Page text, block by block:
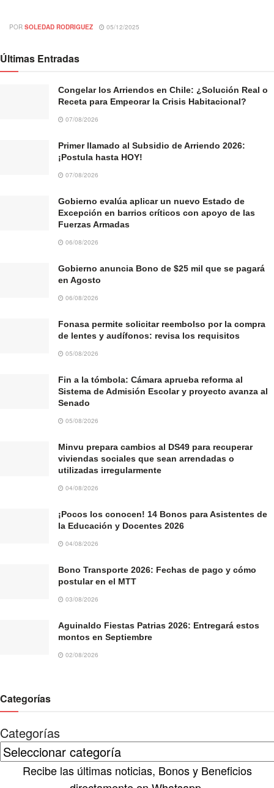
POR SOLEDAD RODRIGUEZ 05/12/2025
Últimas Entradas
Congelar los Arriendos en Chile: ¿Solución Real o
Receta para Empeorar la Crisis Habitacional?
07/08/2026
Primer llamado al Subsidio de Arriendo 2026:
¡Postula hasta HOY!
07/08/2026
Gobierno evalúa aplicar un nuevo Estado de
Excepción en barrios críticos con apoyo de las
Fuerzas Armadas
06/08/2026
Gobierno anuncia Bono de $25 mil que se pagará
en Agosto
06/08/2026
Fonasa permite solicitar reembolso por la compra
de lentes y audífonos: revisa los requisitos
05/08/2026
Fin a la tómbola: Cámara aprueba reforma al
Sistema de Admisión Escolar y proyecto avanza al
Senado
05/08/2026
Minvu prepara cambios al DS49 para recuperar
viviendas sociales que sean arrendadas o
utilizadas irregularmente
04/08/2026
¡Pocos los conocen! 14 Bonos para Asistentes de
la Educación y Docentes 2026
04/08/2026
Bono Transporte 2026: Fechas de pago y cómo
postular en el MTT
03/08/2026
Aguinaldo Fiestas Patrias 2026: Entregará estos
montos en Septiembre
02/08/2026
Categorías
Categorías
Recibe las últimas noticias, Bonos y Beneficios